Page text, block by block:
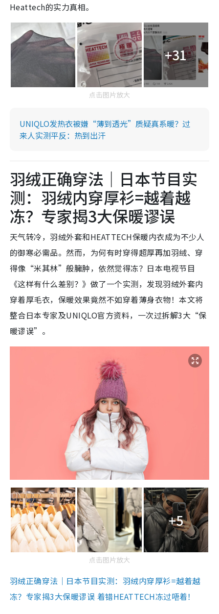
Heattech的实力真相。
+31
点击图片放大
UNIQLO发热衣被嫌“薄到透光”质疑真系暖？过
来人实测平反：热到出汗
羽绒正确穿法｜日本节目实
测：羽绒内穿厚衫=越着越
冻？专家揭3大保暖谬误
天气转冷，羽绒外套和HEATTECH保暖内衣成为不少人
的御寒必需品。然而，为何有时穿得超厚再加羽绒、穿
得像“米其林”般臃肿，依然觉得冻？日本电视节目
《这样有什么差别？》做了一个实测，发现羽绒外套内
穿着厚毛衣，保暖效果竟然不如穿着薄身衣物！本文将
整合日本专家及UNIQLO官方资料，一次过拆解3大“保
暖谬误”。
+5
点击图片放大
羽绒正确穿法｜日本节目实测：羽绒内穿厚衫=越着越
冻？专家揭3大保暖谬误 着错HEATTECH冻过唔着！